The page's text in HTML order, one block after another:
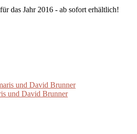
das Jahr 2016 - ab sofort erhältlich!
und David Brunner